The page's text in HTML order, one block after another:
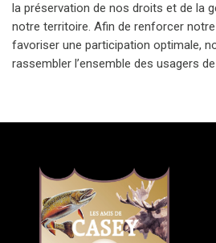
la préservation de nos droits et de la
notre territoire. Afin de renforcer
favoriser une participation optimale,
rassembler l’ensemble des usagers